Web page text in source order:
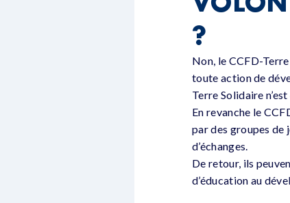
?
Non, le CCFD-
toute action de
Terre Solidaire
En revanche le
par des groupes de
d’échanges.
De retour, ils
d’éducation au